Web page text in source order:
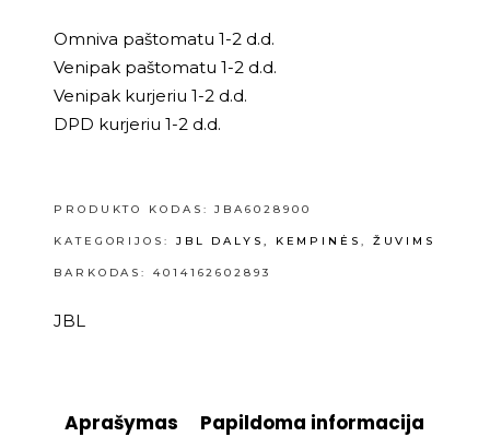
Omniva paštomatu 1-2 d.d.
Venipak paštomatu 1-2 d.d.
Venipak kurjeriu 1-2 d.d.
DPD kurjeriu 1-2 d.d.
PRODUKTO KODAS:JBA6028900
KATEGORIJOS: JBL DALYS, KEMPINĖS , ŽUVIMS
BARKODAS: 4014162602893
JBL
Aprašymas Papildoma informacija